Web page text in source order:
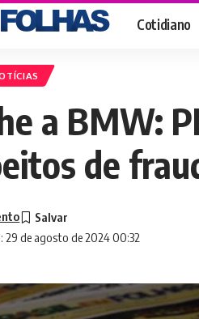
Cotidiano
a BMW:
de
29 de agosto de 2024 00:32